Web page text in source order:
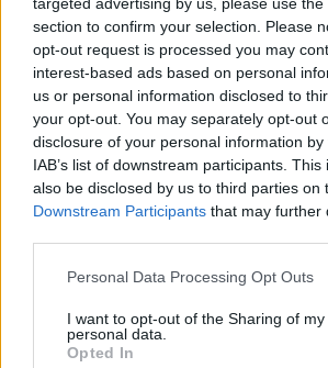
section to confirm your selection. Please
opt-out request is processed you may
interest-based ads based on personal
us or personal information disclosed to
your opt-out. You may separately opt-out
disclosure of your personal information
IAB’s list of downstream participants.
also be disclosed by us to third parties on
Downstream Participants that may further
Personal Data Processing Opt Outs
I want to opt-out of the Sharing of my
personal data.
Opted In
Η Τζίνα Αλιμόνου αποκαλύπτει το
μυστικό κατά των ραγάδων